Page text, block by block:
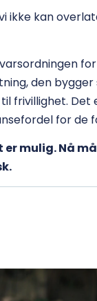
ikke kan
den
frivillighet. Det
for de
er mulig. Nå